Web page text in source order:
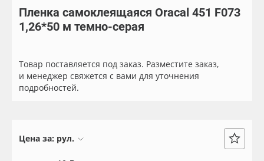
Каталог
Бренды
Оплата
Весь каталог
Самоклеящиеся плёнки
Чернила
Пленка самоклеящаяся Oracal 451 F073
1,26*50 м темно-серая
Товар поставляется под заказ. Разместите заказ,
и менеджер свяжется с вами для уточнения
подробностей.
Цена за: рул.